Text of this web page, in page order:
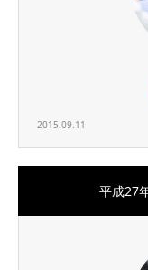
2015.09.11
平成27